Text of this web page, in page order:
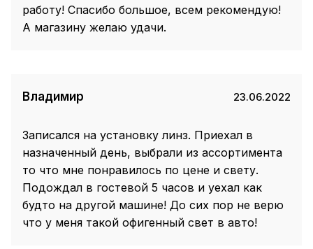
работу! Спасибо большое, всем рекомендую!
А магазину желаю удачи.
Владимир 23.06.2022
Записался на установку линз. Приехал в
назначенный день, выбрали из ассортимента
то что мне понравилось по цене и свету.
Подождал в гостевой 5 часов и уехал как
будто на другой машине! До сих пор не верю
что у меня такой офигенный свет в авто!